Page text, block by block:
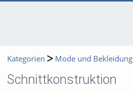
Kategorien Mode und Bekleidung
Schnittkonstruktion